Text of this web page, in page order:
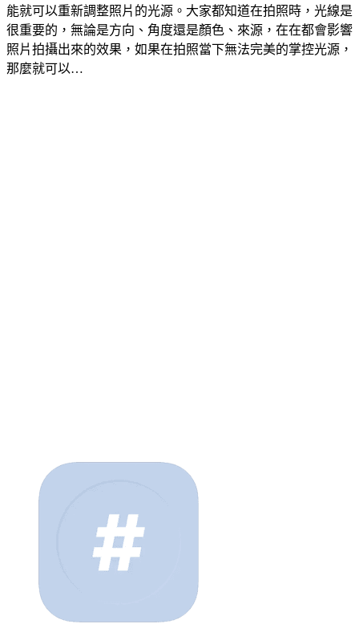
能就可以重新調整照片的光源。大家都知道在拍照時，光線是
很重要的，無論是方向、角度還是顏色、來源，在在都會影響
照片拍攝出來的效果，如果在拍照當下無法完美的掌控光源，
那麼就可以…